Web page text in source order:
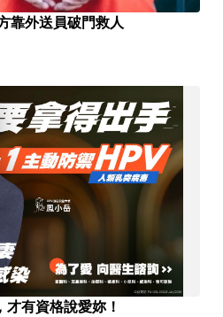
靠外送員破門救人
有資格說愛妳！